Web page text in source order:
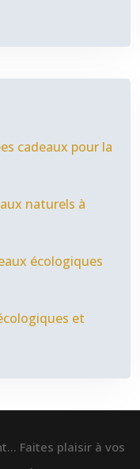
cadeaux pour la
naturels à
écologiques
et
Faites plaisir à vos